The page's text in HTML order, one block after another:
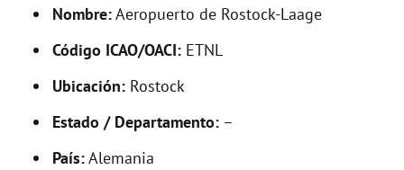
d
e
o
Nombre:Aeropuerto de Rostock-Laage
Código ICAO/OACI: ETNL
Ubicación: Rostock
Estado / Departamento: –
País:Alemania